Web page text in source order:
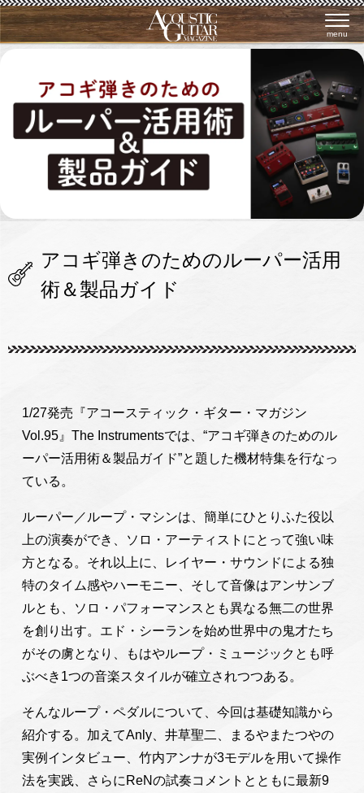
menu
アコギ弾きのためのルーパー活用
術＆製品ガイド
1/27発売『アコースティック・ギター・マガジン
Vol.95』The Instrumentsでは、“アコギ弾きのためのル
ーパー活用術＆製品ガイド”と題した機材特集を行なっ
ている。
ルーパー／ループ・マシンは、簡単にひとりふた役以
上の演奏ができ、ソロ・アーティストにとって強い味
方となる。それ以上に、レイヤー・サウンドによる独
特のタイム感やハーモニー、そして音像はアンサンブ
ルとも、ソロ・パフォーマンスとも異なる無二の世界
を創り出す。エド・シーランを始め世界中の鬼才たち
がその虜となり、もはやループ・ミュージックとも呼
ぶべき1つの音楽スタイルが確立されつつある。
そんなループ・ペダルについて、今回は基礎知識から
紹介する。加えてAnly、井草聖二、まるやまたつやの
実例インタビュー、竹内アンナが3モデルを用いて操作
法を実践、さらにReNの試奏コメントとともに最新9